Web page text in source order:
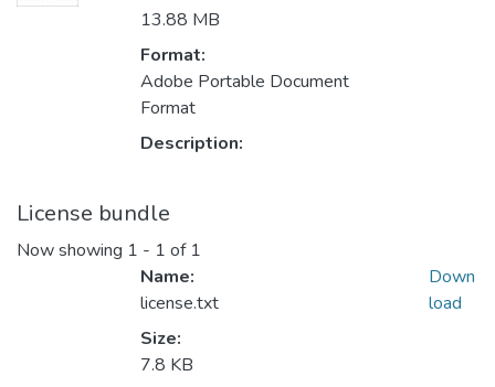
13.88 MB
Format:
Adobe Portable Document
Format
Description:
License bundle
Now showing 1 - 1 of 1
Name:
license.txt
Size:
7.8 KB
Down
load